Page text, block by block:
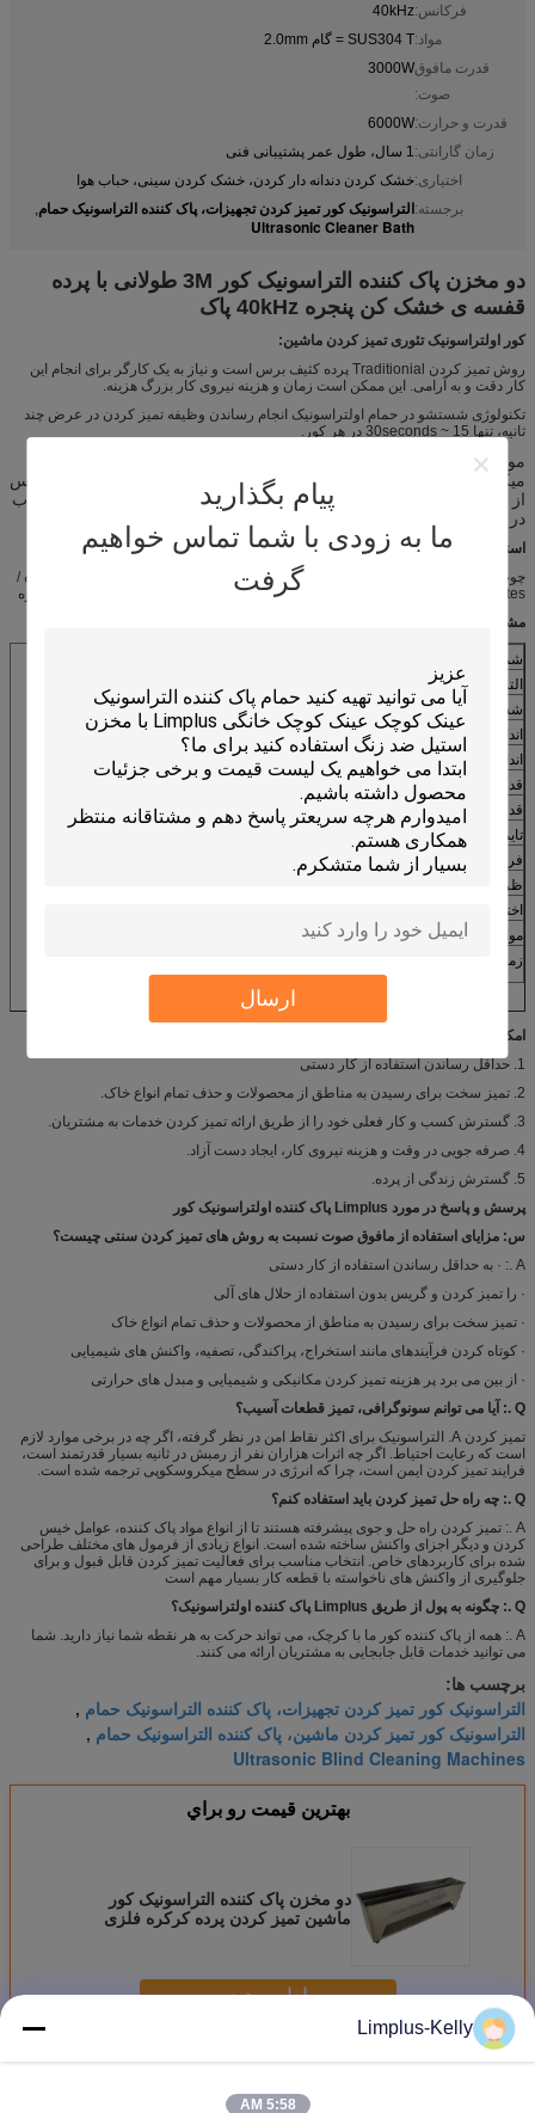
پیام بگذارید
ما به زودی با شما تماس خواهیم
گرفت
ارسال
فرکانس:40kHz
مواد:SUS304 T = گام 2.0mm
قدرت مافوق
صوت:
3000W
قدرت و حرارت:6000W
زمان گارانتی:1 سال، طول عمر پشتیبانی فنی
اختیاری:خشک کردن دندانه دار کردن، خشک کردن سینی، حباب هوا
برجسته:التراسونیک کور تمیز کردن تجهیزات، پاک کننده التراسونیک حمام,
Ultrasonic Cleaner Bath
دو مخزن پاک کننده التراسونیک کور 3M طولانی با پرده
قفسه ی خشک کن پنجره 40kHz پاک
کور اولتراسونیک تئوری تمیز کردن ماشین:
روش تمیز کردن Traditionial پرده کثیف برس است و نیاز به یک کارگر برای انجام این
کار دقت و به آرامی. این ممکن است زمان و هزینه نیروی کار بزرگ هزینه.
تکنولوژی شستشو در حمام اولتراسونیک انجام رساندن وظیفه تمیز کردن در عرض چند
ثانیه، تنها 15 ~ 30seconds در هر کور.
میکروسکوپی به شکل بر روی سطح هر چیزی را در راه حل.
حباب های پس
از آن مانند یک بالون رشد تا زمانی که از داخل منفجر شدن.
میلیون ها حباب
در همان زمان منفجر برای تمیز کردن پرده.
استفاده از Limplus پاک کننده اولتراسونیک در زمینه کور:
چوب پرده / وینیل پرده / پرده کرکره / پرده عمودی / سایه / میکرو کوتاه پرده / کوتاه پرده /
Luminettes / سایه غلتک / پلیسه دار سایه / پارچه پرده / حریم پرده / سایه / پنجره، و غیره
مشخصات:
شماره مدل
التراسونیک مخزن
3000x220x400mm
شستشو مخزن
3000x220x400mm
اندازه واحد
3200x680x850mm
اندازه چوبی مورد
3300x750x1000mm
قدرت مافوق صوت
3000W / مخزن اولتراسونیک
قدرت و حرارت
تایمر:
فرکانس
40KHz
ظرفیت مخزن التراسونیک
اختیاری
مواد مخزن
SUS304، T = گام 2.0mm
زمان گارانتی
امکانات:
1. حداقل رساندن استفاده از کار دستی
2. تمیز سخت برای رسیدن به مناطق از محصولات و حذف تمام انواع خاک.
3. گسترش کسب و کار فعلی خود را از طریق ارائه تمیز کردن خدمات به مشتریان.
4. صرفه جویی در وقت و هزینه نیروی کار، ایجاد دست آزاد.
5. گسترش زندگی از پرده.
پرسش و پاسخ در مورد Limplus پاک کننده اولتراسونیک کور
س: مزایای استفاده از مافوق صوت نسبت به روش های تمیز کردن سنتی چیست؟
A .: · به حداقل رساندن استفاده از کار دستی
· را تمیز کردن و گریس بدون استفاده از حلال های آلی
· تمیز سخت برای رسیدن به مناطق از محصولات و حذف تمام انواع خاک
· کوتاه کردن فرآیندهای مانند استخراج، پراکندگی، تصفیه، واکنش های شیمیایی
· از بین می برد پر هزینه تمیز کردن مکانیکی و شیمیایی و مبدل های حرارتی
Q .: آیا می توانم سونوگرافی، تمیز قطعات آسیب؟
تمیز کردن A. التراسونیک برای اکثر نقاط امن در نظر گرفته، اگر چه در برخی موارد لازم
است که رعایت احتیاط. اگر چه اثرات هزاران نفر از رمبش در ثانیه بسیار قدرتمند است،
فرایند تمیز کردن ایمن است، چرا که انرژی در سطح میکروسکوپی ترجمه شده است.
Q .: چه راه حل تمیز کردن باید استفاده کنم؟
A .: تمیز کردن راه حل و جوی پیشرفته هستند تا از انواع مواد پاک کننده، عوامل خیس
کردن و دیگر اجزای واکنش ساخته شده است. انواع زیادی از فرمول های مختلف طراحی
شده برای کاربردهای خاص. انتخاب مناسب برای فعالیت تمیز کردن قابل قبول و برای
جلوگیری از واکنش های ناخواسته با قطعه کار بسیار مهم است
Q .: چگونه به پول از طریق Limplus پاک کننده اولتراسونیک؟
A .: همه از پاک کننده کور ما با کرچک، می تواند حرکت به هر نقطه شما نیاز دارید. شما
می توانید خدمات قابل جابجایی به مشتریان ارائه می کنند.
برچسب ها:
التراسونیک کور تمیز کردن تجهیزات، پاک کننده التراسونیک حمام ,
التراسونیک کور تمیز کردن ماشین، پاک کننده التراسونیک حمام ,
Ultrasonic Blind Cleaning Machines
بهترين قيمت رو براي
دو مخزن پاک کننده التراسونیک کور
ماشین تمیز کردن پرده کرکره فلزی
ادامه هید
بیشپاک کننده التراسونیک کور
Limplus-Kelly
5:58 AM